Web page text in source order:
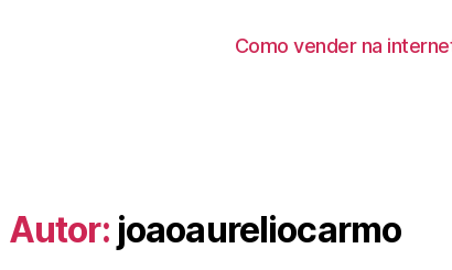
Como vender na
Autor: joaoaureliocarmo